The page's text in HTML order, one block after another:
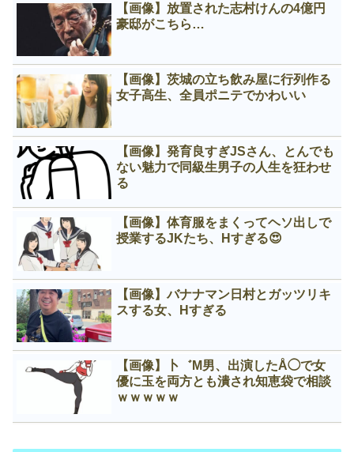
【画像】放置された志村けんの4億円
豪邸がこちら…
【画像】茨城の立ち飲み屋に行列作る
女子高生、全員ポニテでかわいい
【画像】発育良すぎJSさん、とんでも
ない魅力で同級生男子の人生を狂わせ
る
【画像】体育服をまくってヘソ出しで
授業するJKたち、Нすぎる😍
【画像】バナナマン日村とガッツリキ
スする女、Нすぎる
【画像】卜゛M男、出演したÅ◯で女
優に玉を両方とも潰され知恵袋で相談
ｗｗｗｗｗ